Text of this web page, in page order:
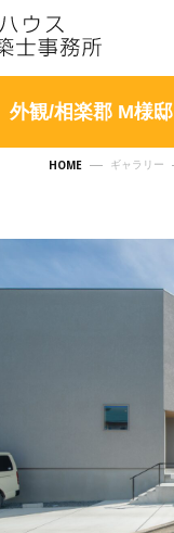
HOME ギャラリー
外観/相楽郡 M様邸